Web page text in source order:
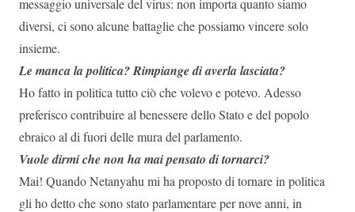
messaggio universale del virus: non importa quanto siamo
diversi, ci sono alcune battaglie che possiamo vincere solo
insieme.
Le manca la politica? Rimpiange di averla lasciata?
Ho fatto in politica tutto ciò che volevo e potevo. Adesso
preferisco contribuire al benessere dello Stato e del popolo
ebraico al di fuori delle mura del parlamento.
Vuole dirmi che non ha mai pensato di tornarci?
Mai! Quando Netanyahu mi ha proposto di tornare in politica
gli ho detto che sono stato parlamentare per nove anni, in